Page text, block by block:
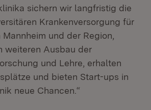
sichern wir langfristig die
Krankenversorgung für
und der Region,
weiteren Ausbau der
und Lehre, erhalten
und bieten Start-ups in
neue Chancen.“